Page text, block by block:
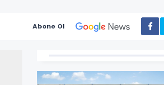
Abone Ol